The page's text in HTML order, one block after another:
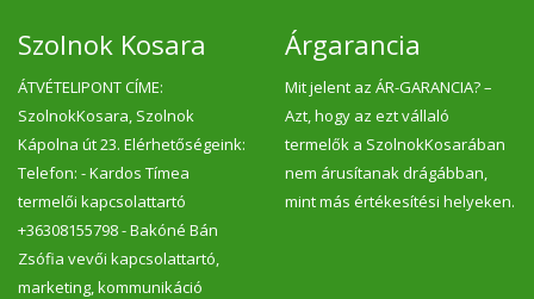
Szolnok Kosara
ÁTVÉTELIPONT CÍME:
SzolnokKosara, Szolnok
Kápolna út 23. Elérhetőségeink:
Telefon: - Kardos Tímea
termelői kapcsolattartó
+36308155798 - Bakóné Bán
Zsófia vevői kapcsolattartó,
marketing, kommunikáció
Árgarancia
Mit jelent az ÁR-GARANCIA? –
Azt, hogy az ezt vállaló
termelők a SzolnokKosarában
nem árusítanak drágábban,
mint más értékesítési helyeken.